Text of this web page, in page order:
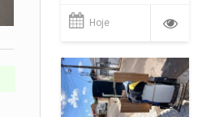
Hoje